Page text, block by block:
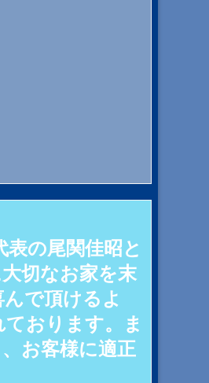
の尾関佳昭と
切なお家を末
で頂けるよ
おります。ま
お客様に適正